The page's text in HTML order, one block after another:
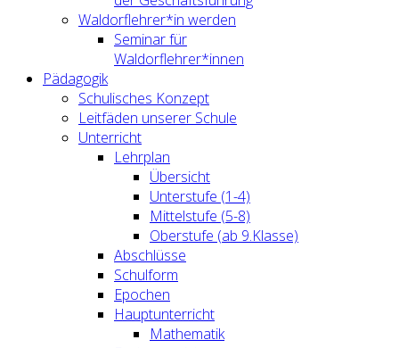
Waldorflehrer*in werden
Seminar für
Waldorflehrer*innen
Pädagogik
Schulisches Konzept
Leitfäden unserer Schule
Unterricht
Lehrplan
Übersicht
Unterstufe (1-4)
Mittelstufe (5-8)
Oberstufe (ab 9.Klasse)
Abschlüsse
Schulform
Epochen
Hauptunterricht
Mathematik